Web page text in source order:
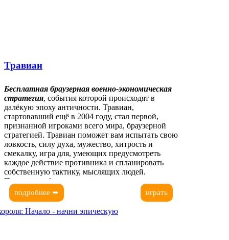
Травиан
Бесплатная браузерная военно-экономическая
стратегия, события которой происходят в
далёкую эпоху античности. Травиан,
стартовавший ещё в 2004 году, стал первой,
признанной игроками всего мира, браузерной
стратегией. Травиан поможет вам испытать свою
ловкость, силу духа, мужество, хитрость и
смекалку, игра для, умеющих предусмотреть
каждое действие противника и спланировать
собственную тактику, мыслящих людей.
Проявите себя, достигнув вершин славы и
признания!
играть
подробнее ➥